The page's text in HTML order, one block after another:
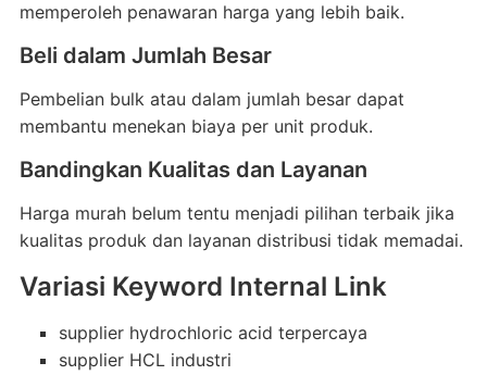
memperoleh penawaran harga yang lebih baik.
Beli dalam Jumlah Besar
Pembelian bulk atau dalam jumlah besar dapat
membantu menekan biaya per unit produk.
Bandingkan Kualitas dan Layanan
Harga murah belum tentu menjadi pilihan terbaik jika
kualitas produk dan layanan distribusi tidak memadai.
Variasi Keyword Internal Link
supplier hydrochloric acid terpercaya
supplier HCL industri